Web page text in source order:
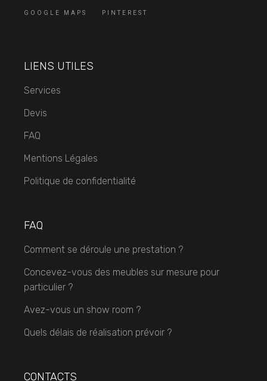
GOOGLE MAPS PINTEREST
LIENS UTILES
Services
Devis
FAQ
Mentions Légales
Politique de confidentialité
FAQ
Comment se déroule une prestation ?
Concevez-vous des meubles sur mesure pour
particulier ?
Avez-vous un show room ?
Quels délais de réalisation prévoir ?
CONTACTS